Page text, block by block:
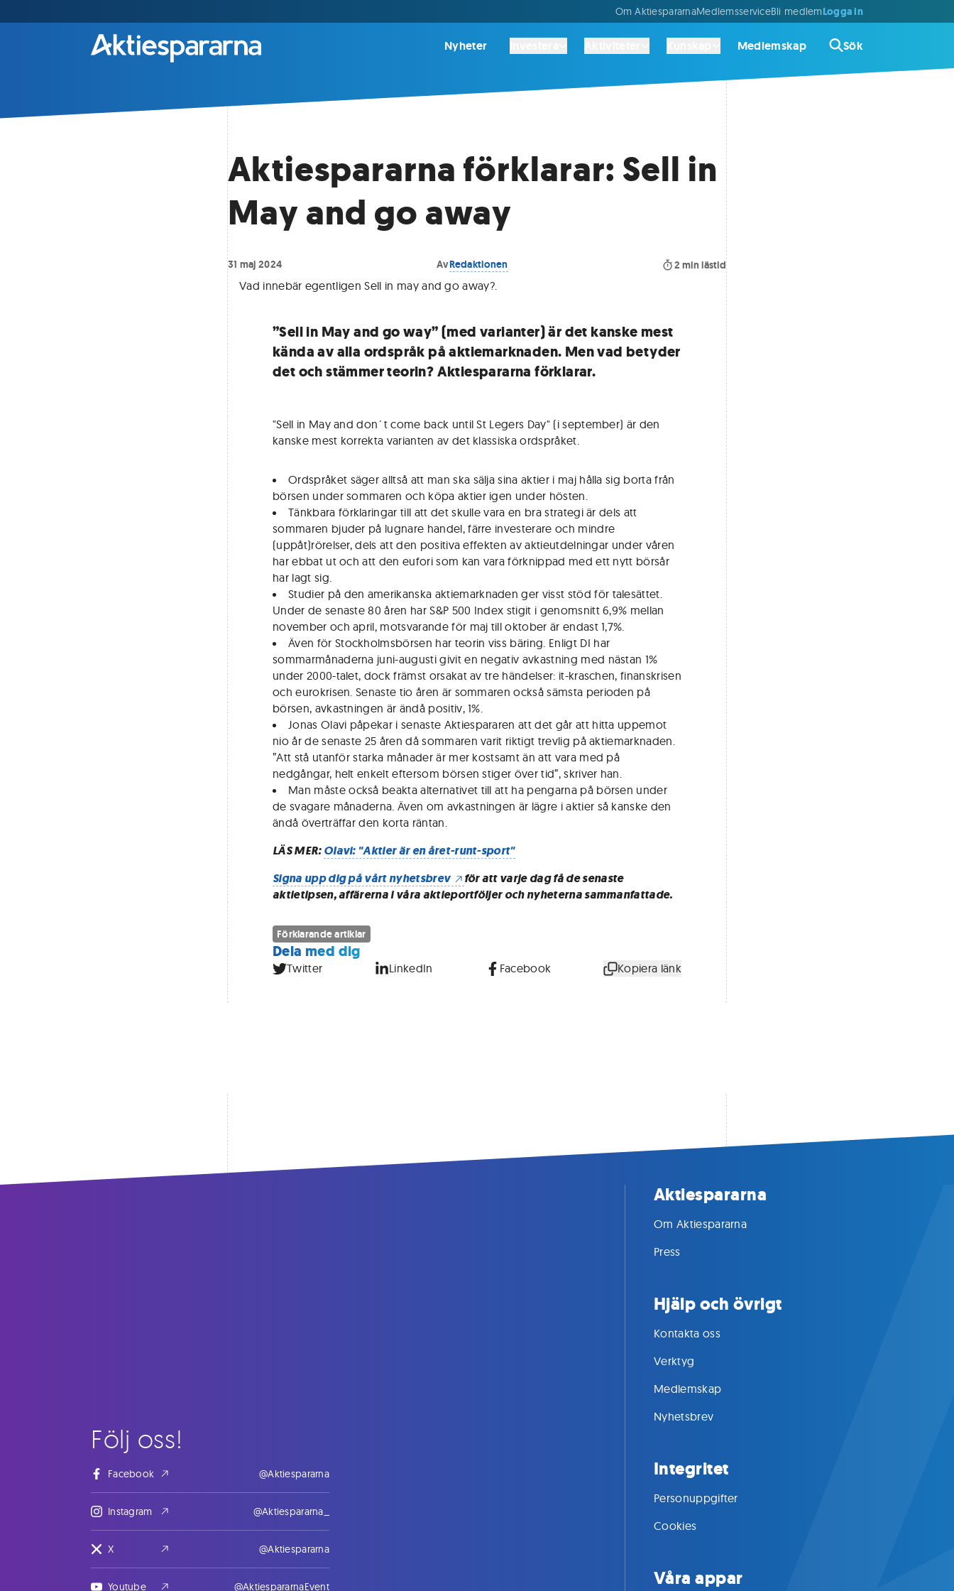
Om AktiespararnaMedlemsserviceBli medlemLogga in
Nyheter Medlemskap Sök
Aktiespararna förklarar: Sell in
May and go away
31 maj 2024 AvRedaktionen 2 min lästid
Vad innebär egentligen Sell in may and go away?.
”Sell in May and go way” (med varianter) är det kanske mest
kända av alla ordspråk på aktiemarknaden. Men vad betyder
det och stämmer teorin? Aktiespararna förklarar.
"Sell in May and don´t come back until St Legers Day" (i september) är den
kanske mest korrekta varianten av det klassiska ordspråket.
Ordspråket säger alltså att man ska sälja sina aktier i maj hålla sig borta från
börsen under sommaren och köpa aktier igen under hösten.
Tänkbara förklaringar till att det skulle vara en bra strategi är dels att
sommaren bjuder på lugnare handel, färre investerare och mindre
(uppåt)rörelser, dels att den positiva effekten av aktieutdelningar under våren
har ebbat ut och att den eufori som kan vara förknippad med ett nytt börsår
har lagt sig.
Studier på den amerikanska aktiemarknaden ger visst stöd för talesättet.
Under de senaste 80 åren har S&P 500 Index stigit i genomsnitt 6,9% mellan
november och april, motsvarande för maj till oktober är endast 1,7%.
Även för Stockholmsbörsen har teorin viss bäring. Enligt DI har
sommarmånaderna juni-augusti givit en negativ avkastning med nästan 1%
under 2000-talet, dock främst orsakat av tre händelser: it-kraschen, finanskrisen
och eurokrisen. Senaste tio åren är sommaren också sämsta perioden på
börsen, avkastningen är ändå positiv, 1%.
Jonas Olavi påpekar i senaste Aktiespararen att det går att hitta uppemot
nio år de senaste 25 åren då sommaren varit riktigt trevlig på aktiemarknaden.
”Att stå utanför starka månader är mer kostsamt än att vara med på
nedgångar, helt enkelt eftersom börsen stiger över tid”, skriver han.
Man måste också beakta alternativet till att ha pengarna på börsen under
de svagare månaderna. Även om avkastningen är lägre i aktier så kanske den
ändå överträffar den korta räntan.
LÄS MER:Olavi: "Aktier är en året-runt-sport"
Signa upp dig på vårt nyhetsbrev
för att varje dag få de senaste
aktietipsen, affärerna i våra aktieportföljer och nyheterna sammanfattade.
Förklarande artiklar
Dela med dig
Twitter LinkedIn Facebook Kopiera länk
Följ oss!
Facebook @Aktiespararna
Instagram @Aktiespararna_
X @Aktiespararna
Youtube @AktiespararnaEvent
Aktiespararna
Om Aktiespararna
Press
Hjälp och övrigt
Kontakta oss
Verktyg
Medlemskap
Nyhetsbrev
Integritet
Personuppgifter
Cookies
Våra appar